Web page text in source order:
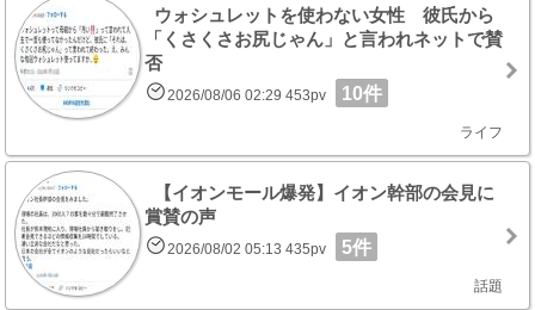
ウォシュレットを使わない女性 彼氏から
「くさくさお尻じゃん」と言われネットで賛
否
2026/08/06 02:29 453pv 10件
ライフ
【イオンモール爆発】イオン幹部の会見に
賞賛の声
2026/08/02 05:13 435pv 5件
話題